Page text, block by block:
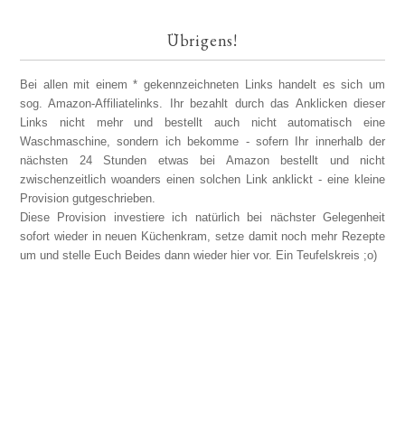
Übrigens!
Bei allen mit einem * gekennzeichneten Links handelt es sich um
sog. Amazon-Affiliatelinks. Ihr bezahlt durch das Anklicken dieser
Links nicht mehr und bestellt auch nicht automatisch eine
Waschmaschine, sondern ich bekomme - sofern Ihr innerhalb der
nächsten 24 Stunden etwas bei Amazon bestellt und nicht
zwischenzeitlich woanders einen solchen Link anklickt - eine kleine
Provision gutgeschrieben.
Diese Provision investiere ich natürlich bei nächster Gelegenheit
sofort wieder in neuen Küchenkram, setze damit noch mehr Rezepte
um und stelle Euch Beides dann wieder hier vor. Ein Teufelskreis ;o)